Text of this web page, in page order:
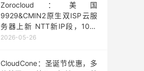
Zorocloud：美国
9929&CMIN2原生双ISP云服
务器上新 NTT新IP段，100-
500M优化带宽，月付50元
TikTok/ChatGPT/Netflix等
2026-05-26
CloudCone：圣诞节优惠，多